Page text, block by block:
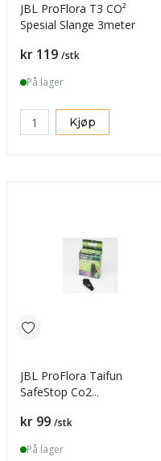
JBL ProFlora T3 CO²
Spesial Slange 3meter
Pris
kr 119 /stk
På lager
Kjøp
JBL ProFlora Taifun
SafeStop Co2
Pris
kr 99 /stk
På lager